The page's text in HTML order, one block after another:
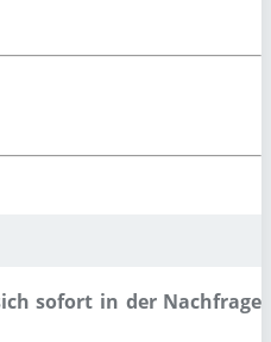
sofort in der Nachfrage